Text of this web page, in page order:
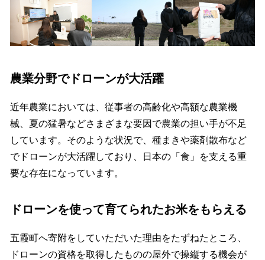
農業分野でドローンが大活躍
近年農業においては、従事者の高齢化や高額な農業機
械、夏の猛暑などさまざまな要因で農業の担い手が不足
しています。そのような状況で、種まきや薬剤散布など
でドローンが大活躍しており、日本の「食」を支える重
要な存在になっています。
ドローンを使って育てられたお米をもらえる
五霞町へ寄附をしていただいた理由をたずねたところ、
ドローンの資格を取得したものの屋外で操縦する機会が